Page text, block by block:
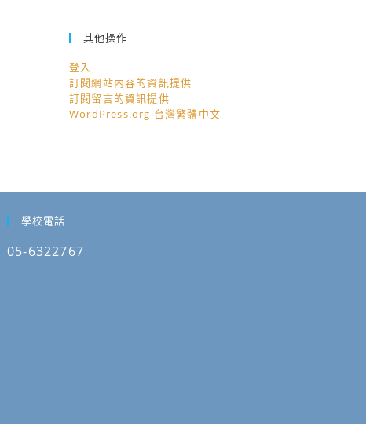
其他操作
登入
訂閱網站內容的資訊提供
訂閱留言的資訊提供
WordPress.org 台灣繁體中文
學校電話
05-6322767